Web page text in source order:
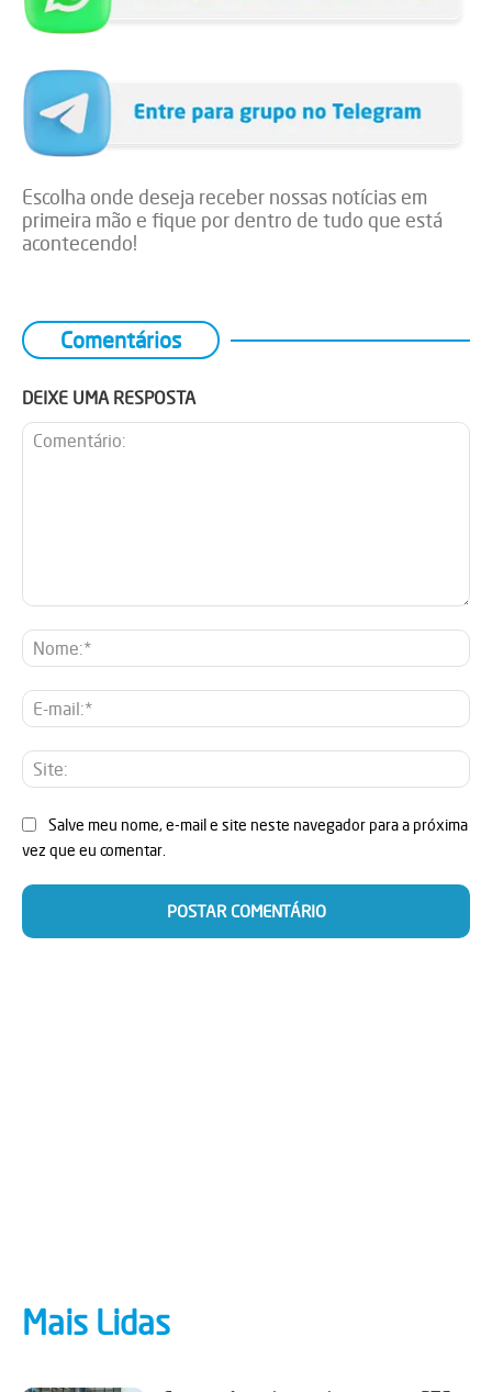
Escolha onde deseja receber nossas notícias em
primeira mão e fique por dentro de tudo que está
acontecendo!
Comentários
DEIXE UMA RESPOSTA
E-
Salve meu nome, e-mail e site neste navegador para a próxima
vez que eu comentar.
Mais Lidas